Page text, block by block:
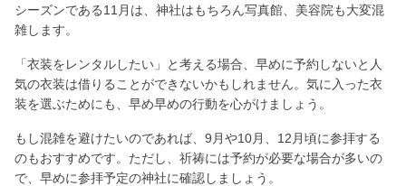
シーズンである11月は、神社はもちろん写真館、美容院も大変混
雑します。
「衣装をレンタルしたい」と考える場合、早めに予約しないと人
気の衣装は借りることができないかもしれません。気に入った衣
装を選ぶためにも、早め早めの行動を心がけましょう。
もし混雑を避けたいのであれば、9月や10月、12月頃に参拝する
のもおすすめです。ただし、祈祷には予約が必要な場合が多いの
で、早めに参拝予定の神社に確認しましょう。